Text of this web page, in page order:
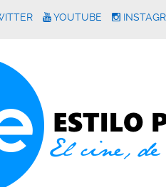
YOUTUBE